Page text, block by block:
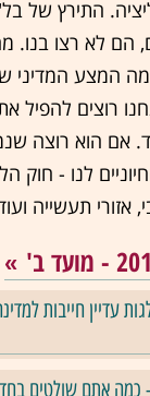
התירץ של
הם לא רצו
המצע המדיני
רוצים להפיל
אם הוא רוצה
לנו - חוק
תעשייה
כמה אתם שולטים